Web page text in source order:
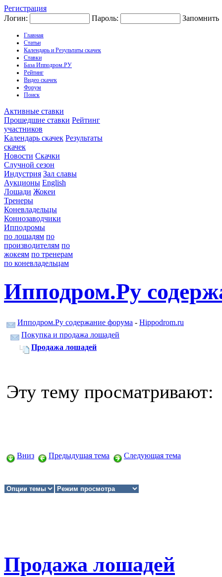
Регистрация
Логин:
Пароль: Запомнить
Главная
Статьи
Календарь и Результаты скачек
Ставки
База Ипподром.РУ
Рейтинг
Видео скачек
Форум
Поиск
Активные ставки
Прошедшие ставки Рейтинг
участников
Календарь скачек Результаты
скачек
Новости Скачки
Случной сезон
Индустрия Зал славы
Аукционы English
Лошади Жокеи
Тренеры
Коневладельцы
Коннозаводчики
Ипподромы
по лошадям по
производителям по
жокеям по тренерам
по коневладельцам
Ипподром.Ру
Ипподром.Ру содержание форума - Hippodrom.ru
Покупка и продажа лошадей
Продажа лошадей
Эту тему
Вниз Предыдущая тема Следующая тема
Продажа лошадей